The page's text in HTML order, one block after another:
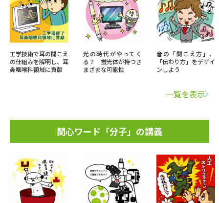
工学技術で耳の聞こえ
の仕組みを解明し、耳
鼻咽喉科領域に貢献
光の時代がやってく
る？ 蛍光体が持つさ
まざまな可能性
音の「聞こえ方」、
「伝わり方」をデザイ
ンしよう
一覧を表示
関心ワード「分子」の講義